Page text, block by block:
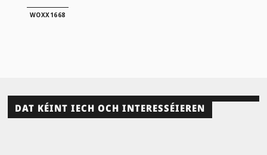
WOXX1668
DAT KÉINT IECH OCH INTERESSÉIEREN